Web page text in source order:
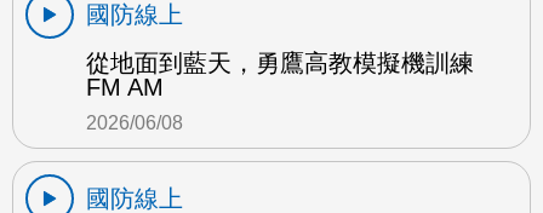
國防線上
從地面到藍天，勇鷹高教模擬機訓練
FM AM
2026/06/08
國防線上